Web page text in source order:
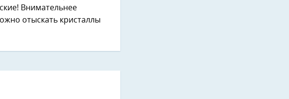
Внимательнее
отыскать кристаллы